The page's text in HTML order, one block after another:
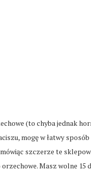
(to chyba jednak
mogę w łatwy
szczerze te
Masz wolne 15